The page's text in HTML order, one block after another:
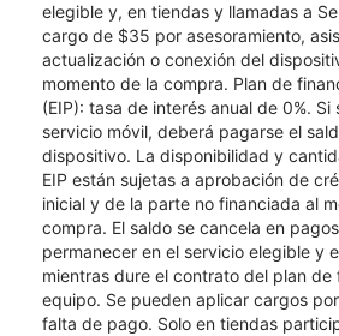
elegible y, en tiendas y llamadas a
cargo de $35 por asesoramiento,
actualización o conexión del
momento de la compra. Plan de
(EIP): tasa de interés anual de 0%. Si
servicio móvil, deberá pagarse el
dispositivo. La disponibilidad y
EIP están sujetas a aprobación de
inicial y de la parte no financiada al
compra. El saldo se cancela en
permanecer en el servicio elegible y
mientras dure el contrato del plan de
equipo. Se pueden aplicar cargos
falta de pago. Solo en tiendas